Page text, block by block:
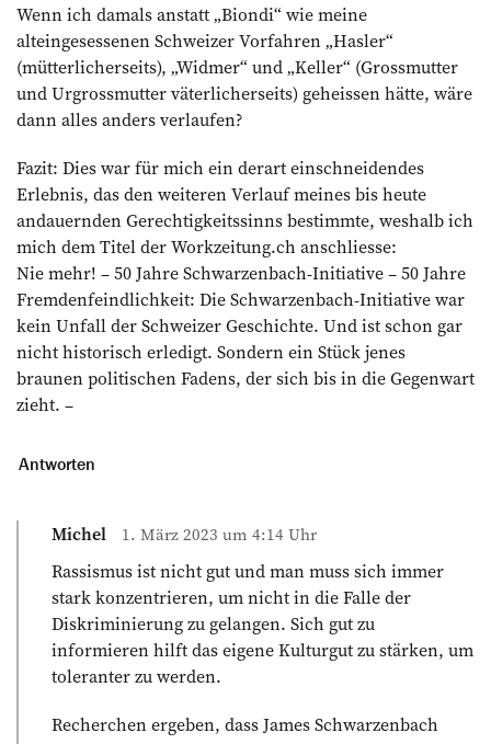
Wenn ich damals anstatt „Biondi“ wie meine
alteingesessenen Schweizer Vorfahren „Hasler“
(mütterlicherseits), „Widmer“ und „Keller“ (Grossmutter
und Urgrossmutter väterlicherseits) geheissen hätte, wäre
dann alles anders verlaufen?
Fazit: Dies war für mich ein derart einschneidendes
Erlebnis, das den weiteren Verlauf meines bis heute
andauernden Gerechtigkeitssinns bestimmte, weshalb ich
mich dem Titel der Workzeitung.ch anschliesse:
Nie mehr! – 50 Jahre Schwarzenbach-Initiative – 50 Jahre
Fremdenfeindlichkeit: Die Schwarzenbach-Initiative war
kein Unfall der Schweizer Geschichte. Und ist schon gar
nicht historisch erledigt. Sondern ein Stück jenes
braunen politischen Fadens, der sich bis in die Gegenwart
zieht. –
Antworten
Michel 1. März 2023 um 4:14 Uhr
Rassismus ist nicht gut und man muss sich immer
stark konzentrieren, um nicht in die Falle der
Diskriminierung zu gelangen. Sich gut zu
informieren hilft das eigene Kulturgut zu stärken, um
toleranter zu werden.
Recherchen ergeben, dass James Schwarzenbach